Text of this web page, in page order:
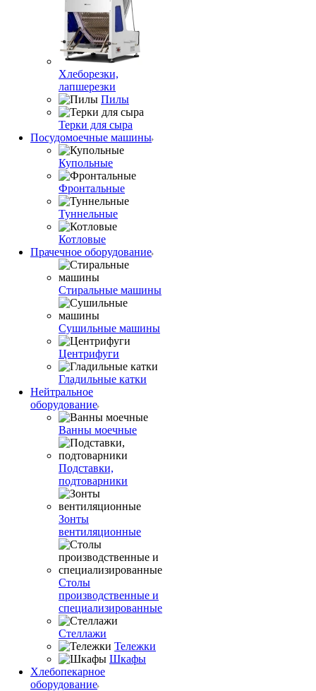
Хлеборезки,
лапшерезки
Пилы
Терки для сыра
Посудомоечные машины
Купольные
Фронтальные
Туннельные
Котловые
Прачечное оборудование
Стиральные машины
Сушильные машины
Центрифуги
Гладильные катки
Нейтральное
оборудование
Ванны моечные
Подставки,
подтоварники
Зонты
вентиляционные
Столы
производственные и
специализированные
Стеллажи
Тележки
Шкафы
Хлебопекарное
оборудование